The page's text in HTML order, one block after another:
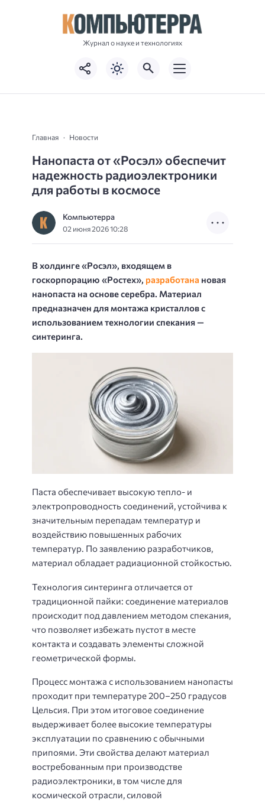
Журнал о науке и технологиях
Главная Новости
Нанопаста от «Росэл» обеспечит
надежность радиоэлектроники
для работы в космосе
Компьютерра
02 июня 2026 10:28
В холдинге «Росэл», входящем в
госкорпорацию «Ростех», разработана новая
нанопаста на основе серебра. Материал
предназначен для монтажа кристаллов с
использованием технологии спекания —
синтеринга.
Паста обеспечивает высокую тепло- и
электропроводность соединений, устойчива к
значительным перепадам температур и
воздействию повышенных рабочих
температур. По заявлению разработчиков,
материал обладает радиационной стойкостью.
Технология синтеринга отличается от
традиционной пайки: соединение материалов
происходит под давлением методом спекания,
что позволяет избежать пустот в месте
контакта и создавать элементы сложной
геометрической формы.
Процесс монтажа с использованием нанопасты
проходит при температуре 200–250 градусов
Цельсия. При этом итоговое соединение
выдерживает более высокие температуры
эксплуатации по сравнению с обычными
припоями. Эти свойства делают материал
востребованным при производстве
радиоэлектроники, в том числе для
космической отрасли, силовой